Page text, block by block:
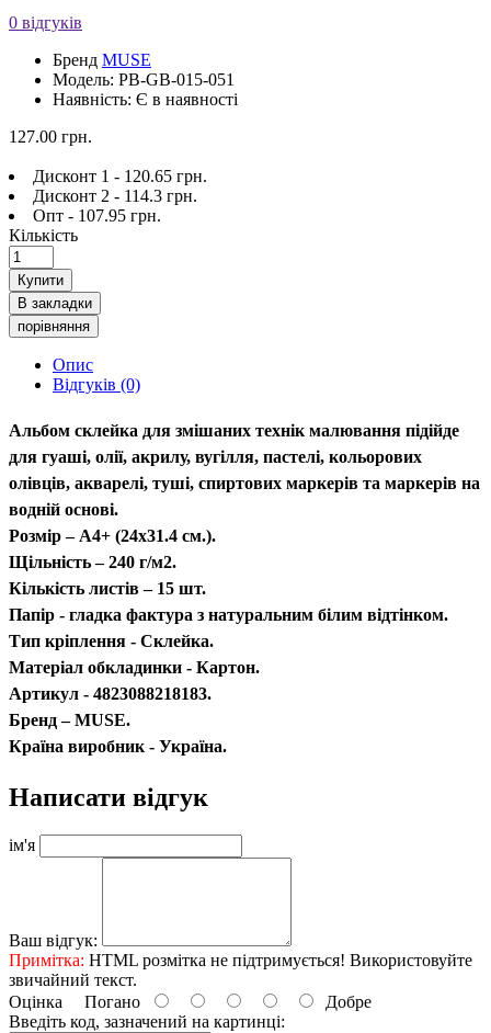
0 відгуків
Бренд MUSE
Модель: PB-GB-015-051
Наявність: Є в наявності
127.00 грн.
Дисконт 1 - 120.65 грн.
Дисконт 2 - 114.3 грн.
Опт - 107.95 грн.
Кількість
Купити
В закладки
порівняння
Опис
Відгуків (0)
Альбом склейка для змішаних технік малювання підійде
для гуаші, олії, акрилу, вугілля, пастелі, кольорових
олівців, акварелі, туші, спиртових маркерів та маркерів на
водній основі.
Розмір – A4+ (24х31.4 см.).
Щільність – 240 г/м2.
Кількість листів – 15 шт.
Папір - гладка фактура з натуральним білим відтінком.
Тип кріплення - Склейка.
Матеріал обкладинки - Картон.
Артикул - 4823088218183.
Бренд – MUSE.
Країна виробник - Україна.
Написати відгук
ім'я
Ваш відгук:
Примітка: HTML розмітка не підтримується! Використовуйте
звичайний текст.
Оцінка Погано
Добре
Введіть код, зазначений на картинці: